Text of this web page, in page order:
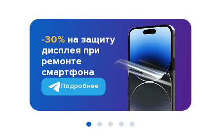
-30% на защиту
дисплея при
ремонте
смартфона
Подробнее